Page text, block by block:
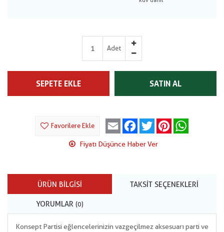
Adet
SEPETE EKLE SATIN AL
Favorilere Ekle Email Facebook
Twitter Pinterest
Fiyatı Düşünce Haber Ver
ÜRÜN BILGISI TAKSIT SEÇENEKLERI
YORUMLAR (0)
Konsept Partisi eğlencelerinizin vazgeçilmez aksesuarı parti ve